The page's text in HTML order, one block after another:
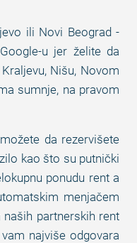
ili Novi Beograd -
u jer želite da
Nišu, Novom
sumnje, na pravom
da rezervišete
kao što su putnički
ponudu rent a
menjačem
partnerskih rent
najviše odgovara